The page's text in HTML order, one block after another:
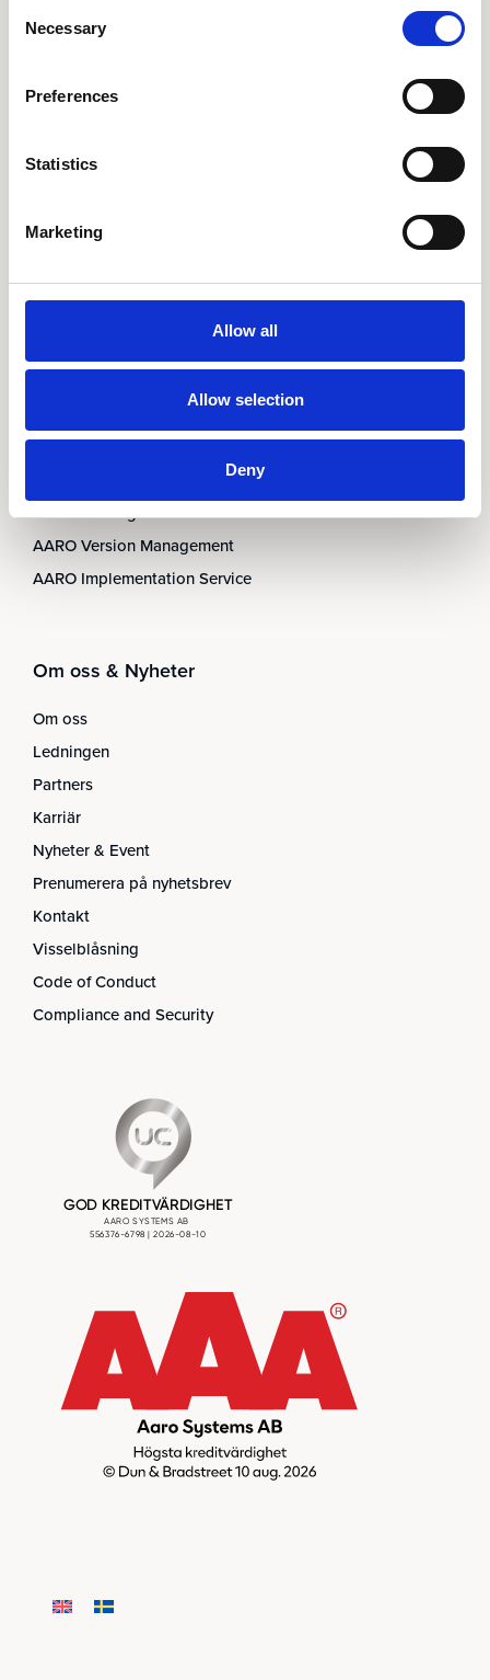
Selection
Necessary
Preferences
Statistics
Marketing
Allow all
Allow selection
Deny
AARO Lease IFRS 16
AARO Security and Audit
AARO Integrator
AARO Dimension Import
AARO Consultancy
AARO Closing Services
AARO Version Management
AARO Implementation Service
Om oss & Nyheter
Om oss
Ledningen
Partners
Karriär
Nyheter & Event
Prenumerera på nyhetsbrev
Kontakt
Visselblåsning
Code of Conduct
Compliance and Security